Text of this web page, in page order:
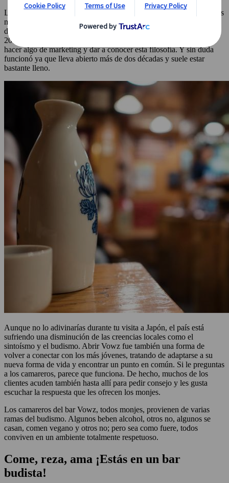
La razón de ser del bar Vowz es la de establecer un diálogo entre los
monjes y el público en general. Fue Yoshinobu Fujioka, un monje
de la rama liberal del budismo Jodo-Shinshu, quien abrió en el año
2000 este lugar tan peculiar. En ese momento, era una forma de
hacer algo de marketing y dar a conocer esta filosofía. Y sin duda
funcionó ya que lleva abierto más de dos décadas y suele estar
bastante lleno.
Aunque no lo adivinarías durante tu visita a Japón, el país está
sufriendo una disminución de las creencias locales como el
sintoísmo y el budismo. Abrir Vowz fue también una forma de
volver a conectar con los más jóvenes, tratando de adaptarse a su
nueva forma de vida y encontrar un punto en común. Si le preguntas
a los camareros, parece que funciona. De hecho, muchos de los
clientes acuden también hasta allí para pedir consejo y les gusta
escuchar la respuesta que les ofrecen los monjes.
Los camareros del bar Vowz, todos monjes, provienen de varias
ramas del budismo. Algunos beben alcohol, otros no, algunos se
casan, comen vegano y otros no; pero sea como fuere, todos
conviven en un ambiente totalmente respetuoso.
Come, reza, ama ¡Estás en un bar
budista!